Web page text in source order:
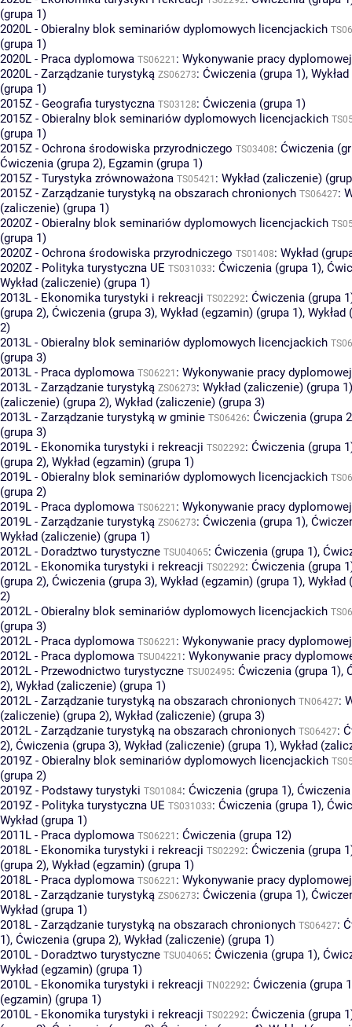
(grupa 1)
2020L - Obieralny blok seminariów dyplomowych licencjackich
(grupa 1)
2020L - Praca dyplomowa TS06221 : Wykonywanie pracy
2020L - Zarządzanie turystyką ZS06273: Ćwiczenia (grupa 1),
(grupa 1)
2015Z - Geografia turystyczna TS03128: Ćwiczenia (grupa 1)
2015Z - Obieralny blok seminariów dyplomowych licencjackich
(grupa 1)
2015Z - Ochrona środowiska przyrodniczego TS03408: Ćwiczenia
Ćwiczenia (grupa 2), Egzamin (grupa 1)
2015Z - Turystyka zrównoważona TS05421 : Wykład (zaliczenie)
2015Z - Zarządzanie turystyką na obszarach chronionych TS06427:
(zaliczenie) (grupa 1)
2020Z - Obieralny blok seminariów dyplomowych licencjackich
(grupa 1)
2020Z - Ochrona środowiska przyrodniczego TS01408: Wykład
2020Z - Polityka turystyczna UE TS031033: Ćwiczenia (grupa 1),
Wykład (zaliczenie) (grupa 1)
2013L - Ekonomika turystyki i rekreacji TS02292: Ćwiczenia (grupa
(grupa 2), Ćwiczenia (grupa 3), Wykład (egzamin) (grupa 1), Wykład
2)
2013L - Obieralny blok seminariów dyplomowych licencjackich
(grupa 3)
2013L - Praca dyplomowa TS06221 : Wykonywanie pracy
2013L - Zarządzanie turystyką ZS06273: Wykład (zaliczenie) (grupa 1)
(zaliczenie) (grupa 2), Wykład (zaliczenie) (grupa 3)
2013L - Zarządzanie turystyką w gminie TS06426: Ćwiczenia (grupa
(grupa 3)
2019L - Ekonomika turystyki i rekreacji TS02292: Ćwiczenia (grupa
(grupa 2), Wykład (egzamin) (grupa 1)
2019L - Obieralny blok seminariów dyplomowych licencjackich
(grupa 2)
2019L - Praca dyplomowa TS06221 : Wykonywanie pracy
2019L - Zarządzanie turystyką ZS06273: Ćwiczenia (grupa 1),
Wykład (zaliczenie) (grupa 1)
2012L - Doradztwo turystyczne TSU04065: Ćwiczenia (grupa 1),
2012L - Ekonomika turystyki i rekreacji TS02292: Ćwiczenia (grupa
(grupa 2), Ćwiczenia (grupa 3), Wykład (egzamin) (grupa 1), Wykład
2)
2012L - Obieralny blok seminariów dyplomowych licencjackich
(grupa 3)
2012L - Praca dyplomowa TS06221 : Wykonywanie pracy
2012L - Praca dyplomowa TSU04221 : Wykonywanie pracy
2012L - Przewodnictwo turystyczne TSU02495: Ćwiczenia (grupa 1),
2), Wykład (zaliczenie) (grupa 1)
2012L - Zarządzanie turystyką na obszarach chronionych TN06427:
(zaliczenie) (grupa 2), Wykład (zaliczenie) (grupa 3)
2012L - Zarządzanie turystyką na obszarach chronionych TS06427:
2), Ćwiczenia (grupa 3), Wykład (zaliczenie) (grupa 1), Wykład
2019Z - Obieralny blok seminariów dyplomowych licencjackich
(grupa 2)
2019Z - Podstawy turystyki TS01084: Ćwiczenia (grupa 1),
2019Z - Polityka turystyczna UE TS031033: Ćwiczenia (grupa 1),
Wykład (grupa 1)
2011L - Praca dyplomowa TS06221 : Ćwiczenia (grupa 12)
2018L - Ekonomika turystyki i rekreacji TS02292: Ćwiczenia (grupa
(grupa 2), Wykład (egzamin) (grupa 1)
2018L - Praca dyplomowa TS06221 : Wykonywanie pracy
2018L - Zarządzanie turystyką ZS06273: Ćwiczenia (grupa 1),
Wykład (grupa 1)
2018L - Zarządzanie turystyką na obszarach chronionych TS06427:
1), Ćwiczenia (grupa 2), Wykład (zaliczenie) (grupa 1)
2010L - Doradztwo turystyczne TSU04065: Ćwiczenia (grupa 1),
Wykład (egzamin) (grupa 1)
2010L - Ekonomika turystyki i rekreacji TN02292: Ćwiczenia (grupa
(egzamin) (grupa 1)
2010L - Ekonomika turystyki i rekreacji TS02292: Ćwiczenia (grupa